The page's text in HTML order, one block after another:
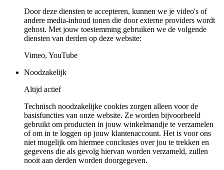
Door deze diensten te accepteren, kunnen we je video's of
andere media-inhoud tonen die door externe providers wordt
gehost. Met jouw toestemming gebruiken we de volgende
diensten van derden op deze website:
Vimeo, YouTube
Noodzakelijk
Altijd actief
Technisch noodzakelijke cookies zorgen alleen voor de
basisfuncties van onze website. Ze worden bijvoorbeeld
gebruikt om producten in jouw winkelmandje te verzamelen
of om in te loggen op jouw klantenaccount. Het is voor ons
niet mogelijk om hiermee conclusies over jou te trekken en
gegevens die als gevolg hiervan worden verzameld, zullen
nooit aan derden worden doorgegeven.